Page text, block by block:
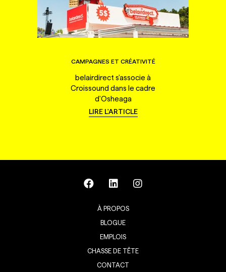
CAMPAGNES ET CRÉATIVITÉ
belairdirect s'associe à
Croissound dans le cadre
d'Osheaga
LIRE L'ARTICLE
À PROPOS
BLOGUE
EMPLOIS
CHASSE DE TÊTE
CONTACT